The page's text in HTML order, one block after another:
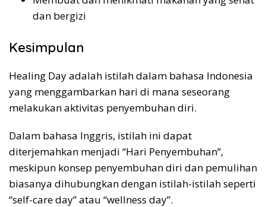
dan bergizi
Kesimpulan
Healing Day adalah istilah dalam bahasa Indonesia
yang menggambarkan hari di mana seseorang
melakukan aktivitas penyembuhan diri.
Dalam bahasa Inggris, istilah ini dapat
diterjemahkan menjadi “Hari Penyembuhan”,
meskipun konsep penyembuhan diri dan pemulihan
biasanya dihubungkan dengan istilah-istilah seperti
“self-care day” atau “wellness day”.